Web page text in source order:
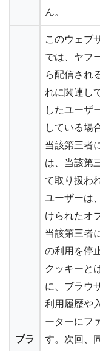
ん。
プラ
このウェブ
では、ヤフ
ら配信され
れに関連し
したユーザ
している場
当該第三者
は、当該第
て取り扱わ
ユーザーは
けられたオ
当該第三者
の利用を停
クッキーと
に、ブラウ
利用履歴や
ーターにフ
す。次回、